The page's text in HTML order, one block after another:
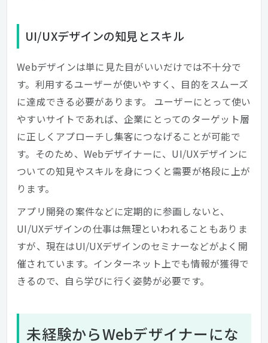
UI/UXデザインの知見とスキル
Webデザインは単に見た目がいいだけでは不十分で
す。利用するユーザーが使いやすく、目的をスムーズ
に達成できる必要があります。 ユーザーにとって使い
やすいサイトであれば、企業にとってのターゲット層
に正しくアプローチし集客につなげることが可能で
す。そのため、Webデザイナーに、UI/UXデザインに
ついての知見やスキルを身につくと需要が格段に上が
ります。
アプリ開発の案件などに定期的に参画しないと、
UI/UXデザインの仕事は無理といわれることもありま
すが、現在はUI/UXデザインのセミナーなどがよく開
催されています。インターネット上でも情報が獲得で
きるので、自ら学びに行く姿勢が必要です。
未経験からWebデザイナーにな